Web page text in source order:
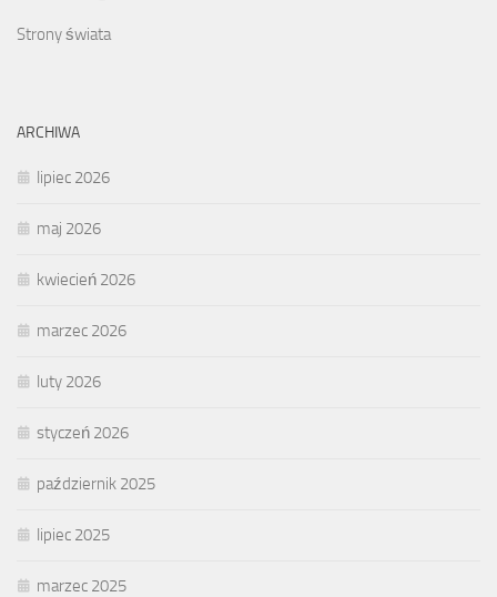
Strony świata
ARCHIWA
lipiec 2026
maj 2026
kwiecień 2026
marzec 2026
luty 2026
styczeń 2026
październik 2025
lipiec 2025
marzec 2025